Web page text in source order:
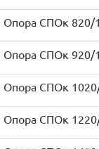
Опора СПОк 820/
Опора СПОк 920/
Опора СПОк
Опора СПОк